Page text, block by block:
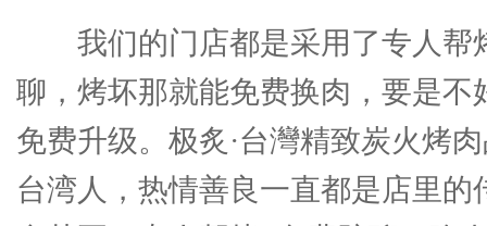
我们的门店都是采用了专人帮
聊，烤坏那就能免费换肉，要是不
免费升级。极炙·台灣精致炭火烤
台湾人，热情善良一直都是店里的